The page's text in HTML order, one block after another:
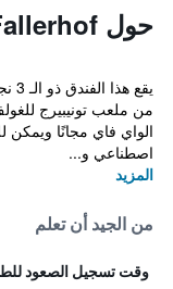
حول Fallerhof
الواي فاي مجانًا
اصطناعي و...
المزيد
من الجيد أن تعلم
وقت تسجيل الصعود